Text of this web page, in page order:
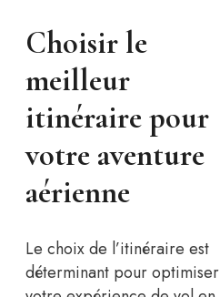
Choisir le
meilleur
itinéraire pour
votre aventure
aérienne
Le choix de l’itinéraire est
déterminant pour optimiser